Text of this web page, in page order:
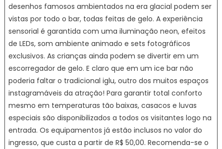
desenhos famosos ambientados na era glacial podem ser
vistas por todo o bar, todas feitas de gelo. A experiência
sensorial é garantida com uma iluminação neon, efeitos
de LEDs, som ambiente animado e sets fotográficos
exclusivos. As crianças ainda podem se divertir em um
escorregador de gelo. E claro que em um ice bar não
poderia faltar o tradicional iglu, outro dos muitos espaços
instagramáveis da atração! Para garantir total conforto
mesmo em temperaturas tão baixas, casacos e luvas
especiais são disponibilizados a todos os visitantes logo na
entrada. Os equipamentos já estão inclusos no valor do
ingresso, que custa a partir de R$ 50,00. Recomenda-se o